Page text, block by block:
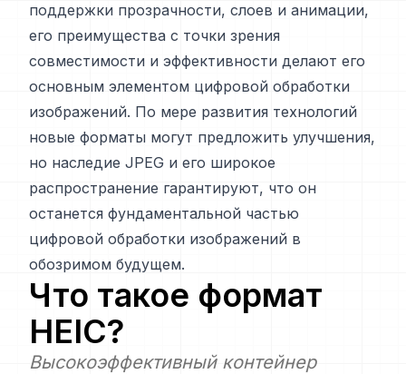
поддержки прозрачности, слоев и анимации,
его преимущества с точки зрения
совместимости и эффективности делают его
основным элементом цифровой обработки
изображений. По мере развития технологий
новые форматы могут предложить улучшения,
но наследие JPEG и его широкое
распространение гарантируют, что он
останется фундаментальной частью
цифровой обработки изображений в
обозримом будущем.
Что такое формат
HEIC?
Высокоэффективный контейнер